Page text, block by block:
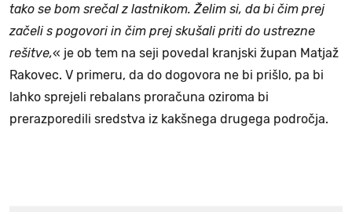
tako se bom srečal z lastnikom. Želim si, da bi čim prej
začeli s pogovori in čim prej skušali priti do ustrezne
rešitve,« je ob tem na seji povedal kranjski župan Matjaž
Rakovec. V primeru, da do dogovora ne bi prišlo, pa bi
lahko sprejeli rebalans proračuna oziroma bi
prerazporedili sredstva iz kakšnega drugega področja.